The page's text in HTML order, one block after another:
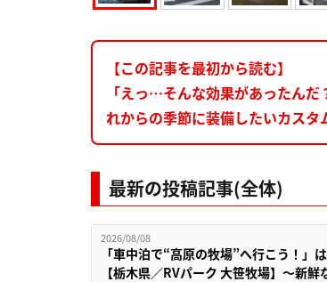
【この記事を最初から読む】
「えっ…そんな効果があったん
れからの季節に装備したいカスタ
最新の投稿記事(全体)
2026/08/08
「車中泊で“高原の牧場”へ行こう！」
【栃木県／RVパーク 大笹牧場】～新